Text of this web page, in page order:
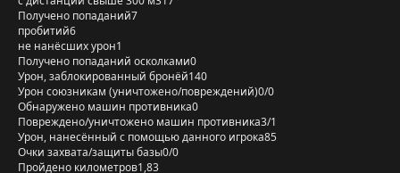
Получено попаданий7
пробитий6
не нанёсших урон1
Получено попаданий осколками0
Урон, заблокированный бронёй140
Урон союзникам (уничтожено/повреждений)0/0
Обнаружено машин противника0
Повреждено/уничтожено машин противника3/1
Урон, нанесённый с помощью данного игрока85
Очки захвата/защиты базы0/0
Пройдено километров1,83